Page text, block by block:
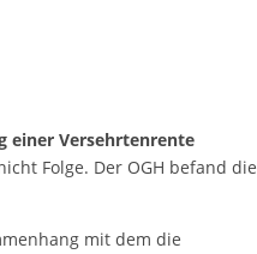
einer Versehrtenrente
Folge. Der OGH befand die
mit dem die